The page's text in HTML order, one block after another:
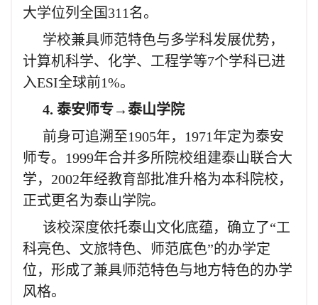
大学位列全国311名。
学校兼具师范特色与多学科发展优势，
计算机科学、化学、工程学等7个学科已进
入ESI全球前1%。
4. 泰安师专→泰山学院
前身可追溯至1905年，1971年定为泰安
师专。1999年合并多所院校组建泰山联合大
学，2002年经教育部批准升格为本科院校，
正式更名为泰山学院。
该校深度依托泰山文化底蕴，确立了“工
科亮色、文旅特色、师范底色”的办学定
位，形成了兼具师范特色与地方特色的办学
风格。